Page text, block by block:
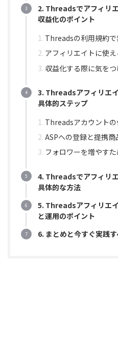
2. Threadsでアフィリ
収益化のポイント
Threadsの利用規約
アフィリエイトに使
収益化する際に気を
3. Threadsアフィリエ
具体的ステップ
Threadsアカウント
ASPへの登録と提携商
フォロワーを増やす
4. Threadsでアフィリ
具体的な方法
5. Threadsアフィリエ
と運用のポイント
6. まとめと今すぐ実践